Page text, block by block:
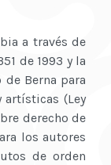
a través de
de 1993 y la
Berna para
(Ley
derecho de
los autores
de orden